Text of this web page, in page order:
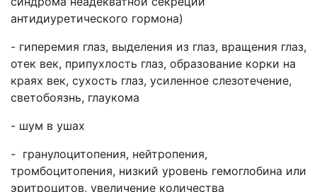
антидиуретического гормона)
- гиперемия глаз, выделения из глаз, вращения глаз,
отек век, припухлость глаз, образование корки на
краях век, сухость глаз, усиленное слезотечение,
светобоязнь, глаукома
- шум в ушах
- гранулоцитопения, нейтропения,
тромбоцитопения, низкий уровень гемоглобина или
эритроцитов, увеличение количества